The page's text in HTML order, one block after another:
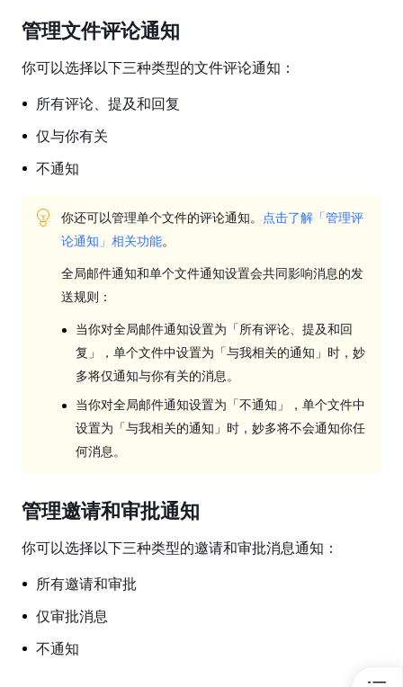
理
注
或
登
录
账
修
改
姓
名
头
像
改
密
码
销
号
消
息
知
管理文件评论通知
你可以选择以下三种类型的文件评论通知：
所有评论、提及和回复
仅与你有关
不通知
你还可以管理单个文件的评论通知。
点击了解「管理评
论通知」相关功能。
全局邮件通知和单个文件通知设置会共同影响消息的发
送规则：
当你对全局邮件通知设置为「所有评论、提及和回
复」，单个文件中设置为「与我相关的通知」时，妙
多将仅通知与你有关的消息。
当你对全局邮件通知设置为「不通知」，单个文件中
设置为「与我相关的通知」时，妙多将不会通知你任
何消息。
管理邀请和审批通知
你可以选择以下三种类型的邀请和审批消息通知：
所有邀请和审批
仅审批消息
不通知